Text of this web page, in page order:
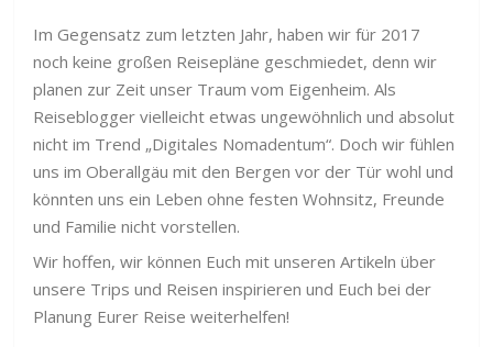
Im Gegensatz zum letzten Jahr, haben wir für 2017
noch keine großen Reisepläne geschmiedet, denn wir
planen zur Zeit unser Traum vom Eigenheim. Als
Reiseblogger vielleicht etwas ungewöhnlich und absolut
nicht im Trend „Digitales Nomadentum“. Doch wir fühlen
uns im Oberallgäu mit den Bergen vor der Tür wohl und
könnten uns ein Leben ohne festen Wohnsitz, Freunde
und Familie nicht vorstellen.
Wir hoffen, wir können Euch mit unseren Artikeln über
unsere Trips und Reisen inspirieren und Euch bei der
Planung Eurer Reise weiterhelfen!